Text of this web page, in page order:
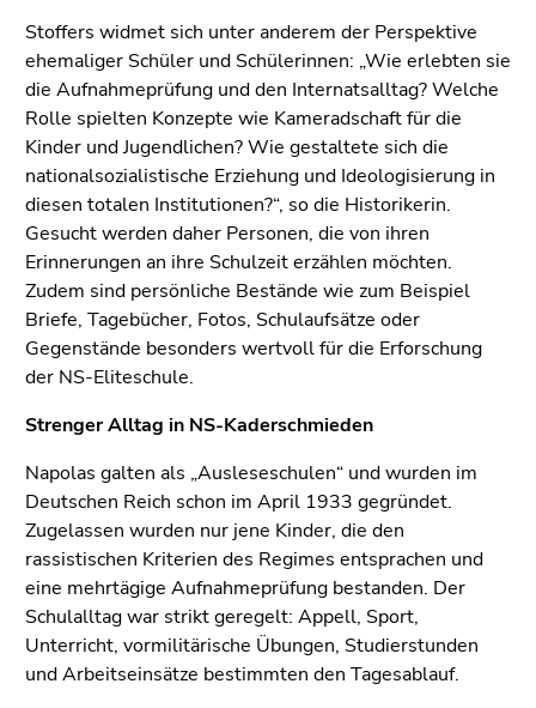
Stoffers widmet sich unter anderem der Perspektive
ehemaliger Schüler und Schülerinnen: „Wie erlebten sie
die Aufnahmeprüfung und den Internatsalltag? Welche
Rolle spielten Konzepte wie Kameradschaft für die
Kinder und Jugendlichen? Wie gestaltete sich die
nationalsozialistische Erziehung und Ideologisierung in
diesen totalen Institutionen?“, so die Historikerin.
Gesucht werden daher Personen, die von ihren
Erinnerungen an ihre Schulzeit erzählen möchten.
Zudem sind persönliche Bestände wie zum Beispiel
Briefe, Tagebücher, Fotos, Schulaufsätze oder
Gegenstände besonders wertvoll für die Erforschung
der NS-Eliteschule.
Strenger Alltag in NS-Kaderschmieden
Napolas galten als „Ausleseschulen“ und wurden im
Deutschen Reich schon im April 1933 gegründet.
Zugelassen wurden nur jene Kinder, die den
rassistischen Kriterien des Regimes entsprachen und
eine mehrtägige Aufnahmeprüfung bestanden. Der
Schulalltag war strikt geregelt: Appell, Sport,
Unterricht, vormilitärische Übungen, Studierstunden
und Arbeitseinsätze bestimmten den Tagesablauf.